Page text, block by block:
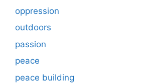
oppression
outdoors
passion
peace
peace building